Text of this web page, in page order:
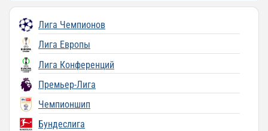
Лига Чемпионов
Лига Европы
Лига Конференций
Премьер-Лига
Чемпионшип
Бундеслига